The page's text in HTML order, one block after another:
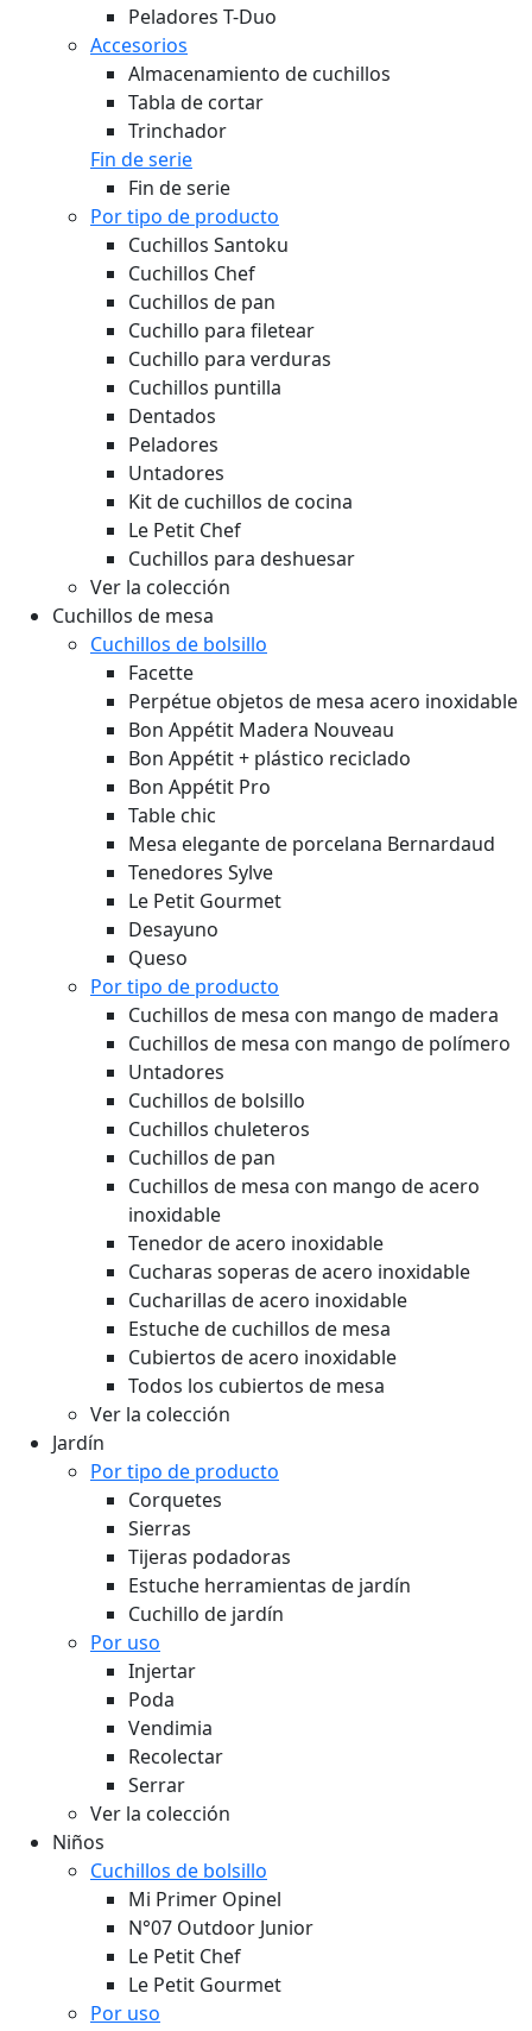
Peladores T-Duo
Accesorios
Almacenamiento de cuchillos
Tabla de cortar
Trinchador
Fin de serie
Fin de serie
Por tipo de producto
Cuchillos Santoku
Cuchillos Chef
Cuchillos de pan
Cuchillo para filetear
Cuchillo para verduras
Cuchillos puntilla
Dentados
Peladores
Untadores
Kit de cuchillos de cocina
Le Petit Chef
Cuchillos para deshuesar
Ver la colección
Cuchillos de mesa
Cuchillos de bolsillo
Facette
Perpétue objetos de mesa acero inoxidable
Bon Appétit Madera Nouveau
Bon Appétit + plástico reciclado
Bon Appétit Pro
Table chic
Mesa elegante de porcelana Bernardaud
Tenedores Sylve
Le Petit Gourmet
Desayuno
Queso
Por tipo de producto
Cuchillos de mesa con mango de madera
Cuchillos de mesa con mango de polímero
Untadores
Cuchillos de bolsillo
Cuchillos chuleteros
Cuchillos de pan
Cuchillos de mesa con mango de acero
inoxidable
Tenedor de acero inoxidable
Cucharas soperas de acero inoxidable
Cucharillas de acero inoxidable
Estuche de cuchillos de mesa
Cubiertos de acero inoxidable
Todos los cubiertos de mesa
Ver la colección
Jardín
Por tipo de producto
Corquetes
Sierras
Tijeras podadoras
Estuche herramientas de jardín
Cuchillo de jardín
Por uso
Injertar
Poda
Vendimia
Recolectar
Serrar
Ver la colección
Niños
Cuchillos de bolsillo
Mi Primer Opinel
N°07 Outdoor Junior
Le Petit Chef
Le Petit Gourmet
Por uso